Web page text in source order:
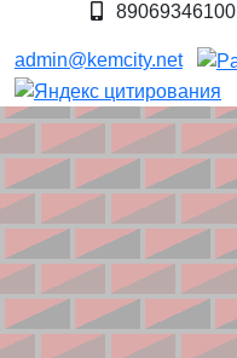
89069346100
admin@kemcity.net